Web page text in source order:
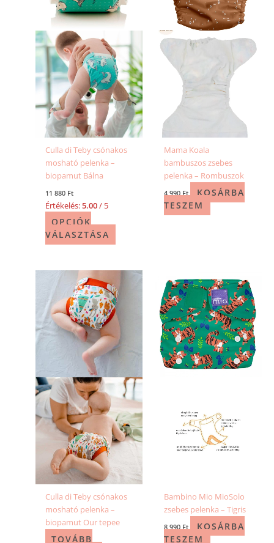
Culla di Teby csónakos
mosható pelenka –
biopamut Bálna
11 880 Ft
Értékelés:5.00/ 5
OPCIÓK
VÁLASZTÁSA
A
változatok
termékoldalon
választhatók
ki
Mama Koala
bambuszos zsebes
pelenka – Rombuszok
4 990 Ft
KOSÁRBA
TESZEM
Culla di Teby csónakos
mosható pelenka –
biopamut Our tepee
TOVÁBB
Bambino Mio MioSolo
zsebes pelenka – Tigris
8 990 Ft
KOSÁRBA
TESZEM